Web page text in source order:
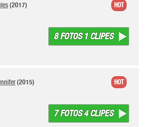
(2017)
8 FOTOS 1 CLIPES
HOT
(2015)
7 FOTOS 4 CLIPES
HOT